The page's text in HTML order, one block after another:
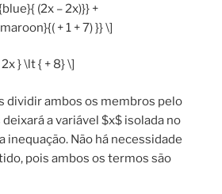
(2x – 2x)}} +
+ 1 + 7) }} \]
} \lt { + 8} \]
dividir ambos os membros pelo
a variável $x$ isolada no
inequação. Não há necessidade
pois ambos os termos são